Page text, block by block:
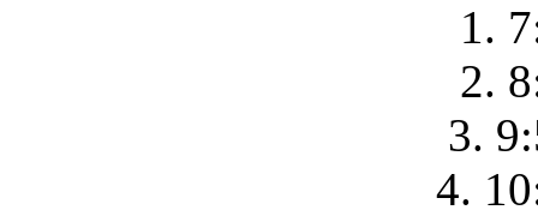
1.
2.
3.
4.